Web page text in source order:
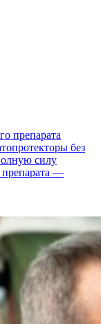
препарата
без
силу
препарата —